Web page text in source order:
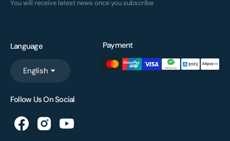
You will receive latest news once you subscribe
Language
English
Payment
Follow Us On Social